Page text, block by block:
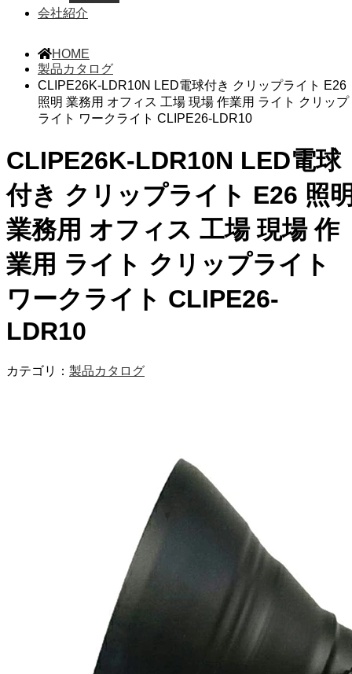
会社紹介
HOME
製品カタログ
CLIPE26K-LDR10N LED電球付き クリップライト E26
照明 業務用 オフィス 工場 現場 作業用 ライト クリップ
ライト ワークライト CLIPE26-LDR10
CLIPE26K-LDR10N LED電球
付き クリップライト E26 照
業務用 オフィス 工場 現場 作
業用 ライト クリップライト
ワークライト CLIPE26-
LDR10
カテゴリ： 製品カタログ